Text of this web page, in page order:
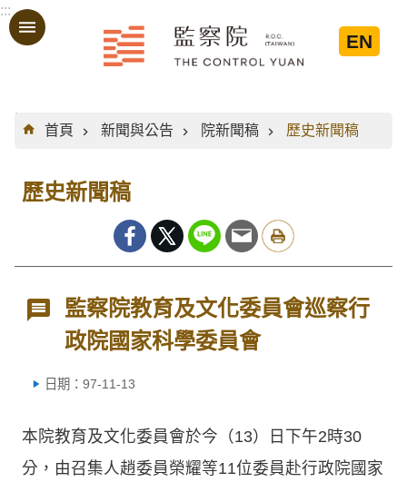
跳到主要內容區塊
:::
EN
:::
首頁
新聞與公告 院新聞稿 歷史新聞稿
歷史新聞稿
監察院教育及文化委員會巡察行
政院國家科學委員會
日期：97-11-13
本院教育及文化委員會於今（13）日下午2時30
分，由召集人趙委員榮耀等11位委員赴行政院國家